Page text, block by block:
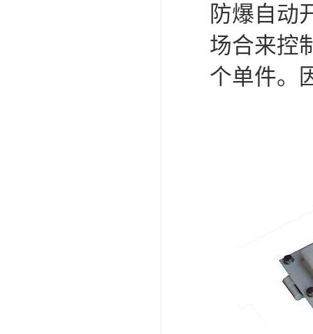
防爆自动
场合来控
个单件。